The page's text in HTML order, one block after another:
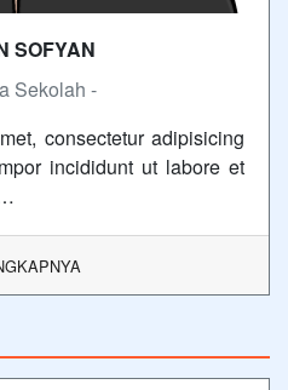
SOFYAN
Sekolah -
consectetur adipisicing
incididunt ut labore et